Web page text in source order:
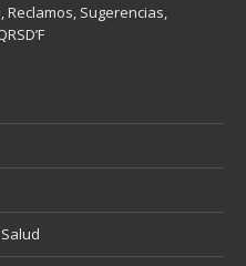
Reclamos, Sugerencias,